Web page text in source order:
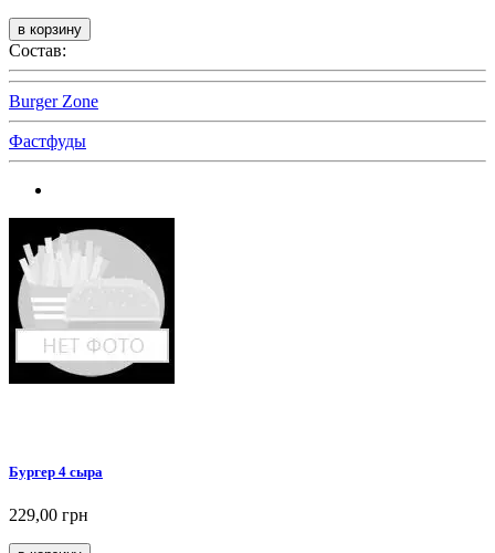
Состав:
Burger Zone
Фастфуды
Бургер 4 сыра
229,00 грн